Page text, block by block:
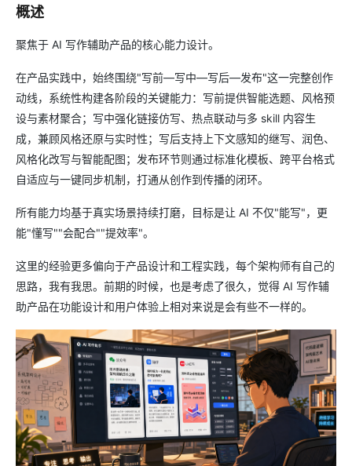
概述
聚焦于 AI 写作辅助产品的核心能力设计。
在产品实践中，始终围绕"写前—写中—写后—发布"这一完整创作
动线，系统性构建各阶段的关键能力：写前提供智能选题、风格预
设与素材聚合；写中强化链接仿写、热点联动与多 skill 内容生
成，兼顾风格还原与实时性；写后支持上下文感知的继写、润色、
风格化改写与智能配图；发布环节则通过标准化模板、跨平台格式
自适应与一键同步机制，打通从创作到传播的闭环。
所有能力均基于真实场景持续打磨，目标是让 AI 不仅"能写"，更
能"懂写""会配合""提效率"。
这里的经验更多偏向于产品设计和工程实践，每个架构师有自己的
思路，我有我思。前期的时候，也是考虑了很久，觉得 AI 写作辅
助产品在功能设计和用户体验上相对来说是会有些不一样的。